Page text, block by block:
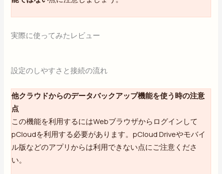
実際に使ってみたレビュー
設定のしやすさと接続の流れ
他クラウドからのデータバックアップ機能を使う時の注意
点
この機能を利用するにはWebブラウザからログインして
pCloudを利用する必要があります。pCloud Driveやモバイ
ル版などのアプリからは利用できない点にご注意くださ
い。